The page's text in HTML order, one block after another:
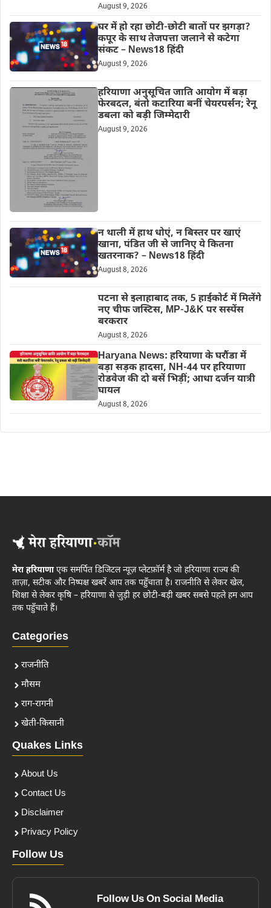
August 9, 2026
घर में हो रहा छोटी-छोटी बातों पर झगड़ा?
कपूर के साथ तेजपत्ता जलाने से कटेगा
संकट – News18 हिंदी
August 9, 2026
हरियाणा अनुसूचित जाति आयोग में बड़ा
फेरबदल, बंतो कटारिया बनीं चेयरपर्सन; रेनू
डबला को बड़ी जिम्मेदारी
August 9, 2026
न थाली में हाथ धोएं, न बिस्तर पर खाएं
खाना, पंडित जी से जानिए ये कितना
खतरनाक? – News18 हिंदी
August 8, 2026
पटना से इलाहाबाद तक, 5 हाईकोर्ट में मिलेंगे
नए चीफ जस्टिस, MP-J&K पर सस्पेंस
बरकरार
August 8, 2026
Haryana News: हरियाणा के घरौंडा में
बड़ा सड़क हादसा, NH-44 पर हरियाणा
रोडवेज की दो बसें भिड़ीं; आधा दर्जन यात्री
घायल
August 8, 2026
मेरा हरियाणाएक समर्पित डिजिटल न्यूज़ प्लेटफ़ॉर्म है जो हरियाणा राज्य की
ताज़ा, सटीक और निष्पक्ष खबरें आप तक पहुँचाता है। राजनीति से लेकर खेल,
शिक्षा से लेकर कृषि – हरियाणा से जुड़ी हर छोटी-बड़ी खबर सबसे पहले हम आप
तक पहुँचाते हैं।
Categories
राजनीति
मौसम
राग-रागनी
खेती-किसानी
Quakes Links
About Us
Contact Us
Disclaimer
Privacy Policy
Follow Us
Follow Us On Social Media